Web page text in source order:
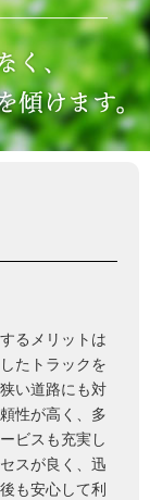
るメリットは
たトラックを
い道路にも対
性が高く、多
ビスも充実し
スが良く、迅
も安心して利